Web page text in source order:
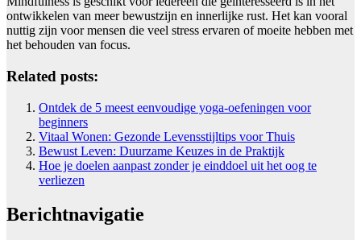
ontwikkelen van meer bewustzijn en innerlijke rust. Het kan vooral
nuttig zijn voor mensen die veel stress ervaren of moeite hebben met
het behouden van focus.
Related posts:
Ontdek de 5 meest eenvoudige yoga-oefeningen voor
beginners
Vitaal Wonen: Gezonde Levensstijltips voor Thuis
Bewust Leven: Duurzame Keuzes in de Praktijk
Hoe je doelen aanpast zonder je einddoel uit het oog te
verliezen
Berichtnavigatie